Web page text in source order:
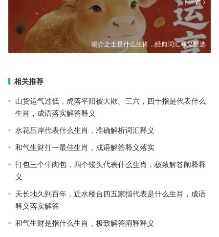
下一篇
狷介之士是什么生肖，经典词汇释义甄选
相关推荐
山货运气过低，虎落平阳被大欺。三六，四十指是代表什么
生肖，成语落实解答释义
水花压岸代表什么生肖，准确解析词汇释义
和气生财打一最佳生肖，成语解答释义落实
打包三个牛肉包，四个馒头代表什么生肖，极致解答阐释释
义
天长地久到百年，近水楼台四五家指代表是什么生肖，成语
释义落实解答
和气生财是指什么生肖，极致解答阐释释义